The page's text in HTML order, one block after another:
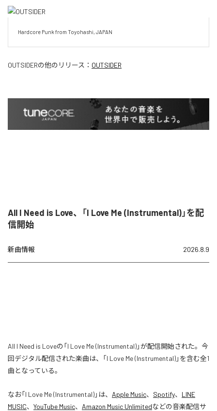
Hardcore Punk from Toyohashi, JAPAN
OUTSIDERの他のリリース： OUTSIDER
All I Need is Love、「I Love Me (Instrumental)」を配
信開始
新曲情報 2026.8.9
All I Need is Loveの「I Love Me (Instrumental)」が配信開始された。今
回デジタル配信された楽曲は、「I Love Me (Instrumental)」を含む全1
曲となっている。
なお「I Love Me (Instrumental)」は、 Apple Music、 Spotify、 LINE
MUSIC、 YouTube Music、 Amazon Music Unlimitedなどの音楽配信サ